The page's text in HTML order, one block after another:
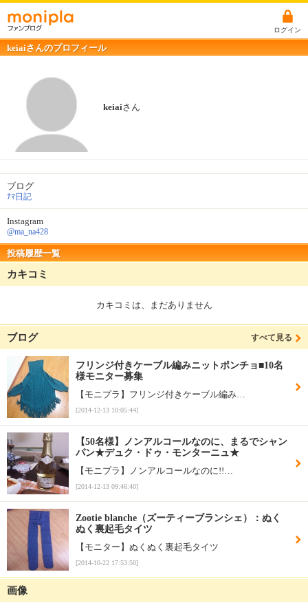
ログイン
keiaiさんのプロフィール
keiaiさん
ブログ
ﾅﾏ日記
Instagram
@ma_na428
投稿履歴一覧
カキコミ
カキコミは、まだありません
ブログ すべて見る
フリンジ付きケーブル編みニットポンチョ■10名
様モニター募集
【モニプラ】フリンジ付きケーブル編み…
[2014-12-13 10:05:44]
【50名様】ノンアルコールなのに、まるでシャン
パン★デュク・ドゥ・モンターニュ★
【モニプラ】ノンアルコールなのに!!…
[2014-12-13 09:46:40]
Zootie blanche（ズーティーブランシェ）：ぬく
ぬく裏起毛タイツ
【モニター】ぬくぬく裏起毛タイツ
[2014-10-22 17:53:50]
画像